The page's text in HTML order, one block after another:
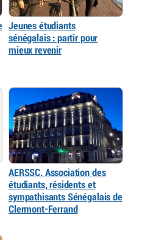
Jeunes étudiants
sénégalais : partir pour
mieux revenir
AERSSC. Association des
étudiants, résidents et
sympathisants Sénégalais de
Clermont-Ferrand